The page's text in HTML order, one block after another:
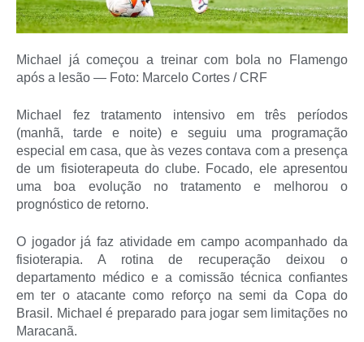
Michael já começou a treinar com bola no Flamengo
após a lesão — Foto: Marcelo Cortes / CRF
Michael fez tratamento intensivo em três períodos
(manhã, tarde e noite) e seguiu uma programação
especial em casa, que às vezes contava com a presença
de um fisioterapeuta do clube. Focado, ele apresentou
uma boa evolução no tratamento e melhorou o
prognóstico de retorno.
O jogador já faz atividade em campo acompanhado da
fisioterapia. A rotina de recuperação deixou o
departamento médico e a comissão técnica confiantes
em ter o atacante como reforço na semi da Copa do
Brasil. Michael é preparado para jogar sem limitações no
Maracanã.